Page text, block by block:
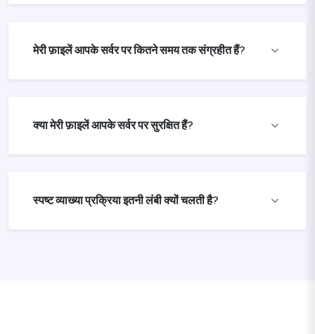
मेरी फ़ाइलें आपके सर्वर पर कितने समय तक संग्रहीत हैं?
क्या मेरी फ़ाइलें आपके सर्वर पर सुरक्षित हैं?
स्पष्ट व्याख्या प्रक्रिया इतनी लंबी क्यों चलती है?